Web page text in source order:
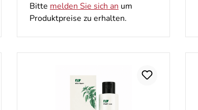
Bitte melden Sie sich an um
Produktpreise zu erhalten.